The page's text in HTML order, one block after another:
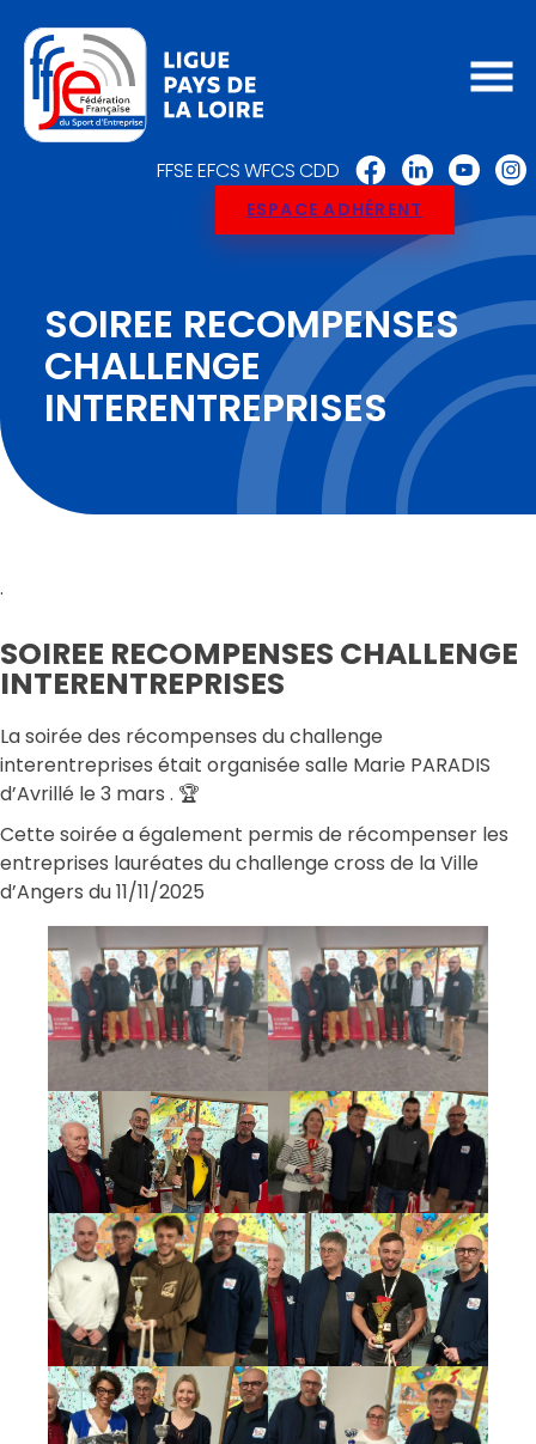
ESPACE ADHÉRENT
FFSEEFCSWFCSCDD
SOIREE RECOMPENSES
CHALLENGE
INTERENTREPRISES
.
SOIREE RECOMPENSES CHALLENGE
INTERENTREPRISES
La soirée des récompenses du challenge
interentreprises était organisée salle Marie PARADIS
d’Avrillé le 3 mars . 🏆
Cette soirée a également permis de récompenser les
entreprises lauréates du challenge cross de la Ville
d’Angers du 11/11/2025